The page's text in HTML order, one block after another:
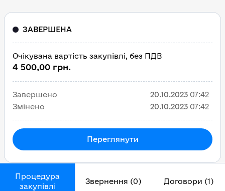
Процедура
закупівлі
Звернення (0) Договори (1)
ЗАВЕРШЕНА
Очікувана вартість закупівлі, без ПДВ
4 500,00 грн.
Завершено 20.10.2023 07:42
Змінено
20.10.2023 07:42
Переглянути